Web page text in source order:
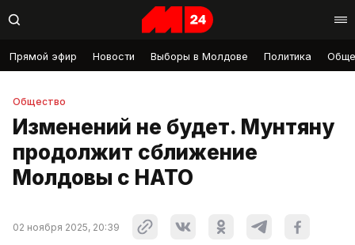
Прямой эфир Новости Выборы в Молдове Политика
Общество
Изменений не будет. Мунтяну
продолжит сближение
Молдовы с НАТО
02 ноября 2025, 20:39